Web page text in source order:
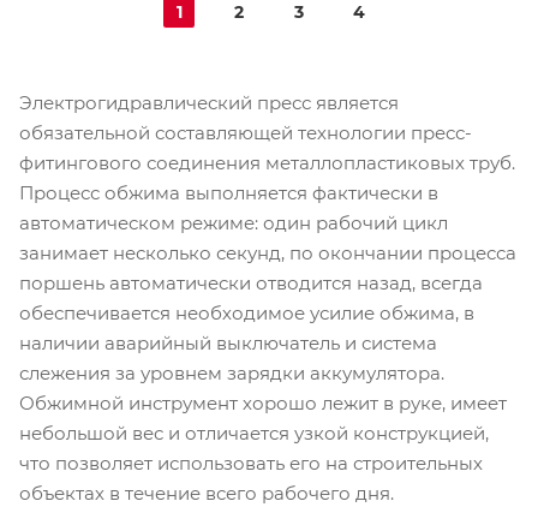
1 2 3 4
Электрогидравлический пресс является
обязательной составляющей технологии пресс-
фитингового соединения металлопластиковых труб.
Процесс обжима выполняется фактически в
автоматическом режиме: один рабочий цикл
занимает несколько секунд, по окончании процесса
поршень автоматически отводится назад, всегда
обеспечивается необходимое усилие обжима, в
наличии аварийный выключатель и система
слежения за уровнем зарядки аккумулятора.
Обжимной инструмент хорошо лежит в руке, имеет
небольшой вес и отличается узкой конструкцией,
что позволяет использовать его на строительных
объектах в течение всего рабочего дня.